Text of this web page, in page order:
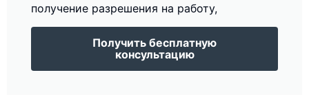
получение разрешения на работу,
Получить бесплатную
консультацию